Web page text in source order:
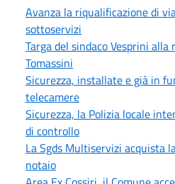
Avanza la riqualificazione di
sottoservizi
Targa del sindaco Vesprini
Tomassini
Sicurezza, installate e già in
telecamere
Sicurezza, la Polizia locale
di controllo
La Sgds Multiservizi acquista
notaio